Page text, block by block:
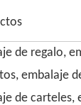
de regalo,
embalaje
de carteles,